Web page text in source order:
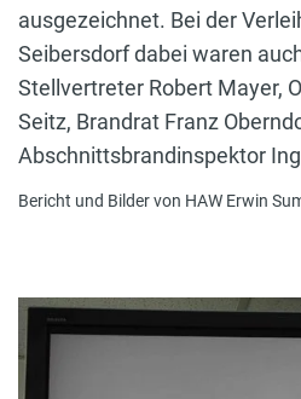
ausgezeichnet. Bei der
Seibersdorf dabei waren
Stellvertreter Robert Mayer,
Seitz, Brandrat Franz
Abschnittsbrandinspektor
Bericht und Bilder von HAW Erwin